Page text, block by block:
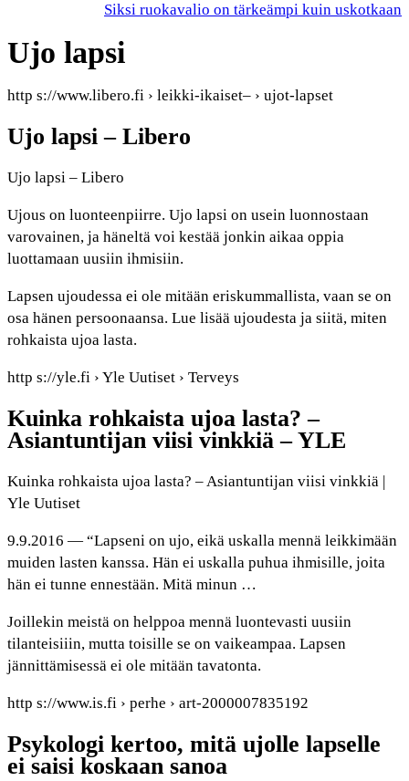
Siksi ruokavalio on tärkeämpi kuin uskotkaan
Ujo lapsi
http s://www.libero.fi › leikki-ikaiset– › ujot-lapset
Ujo lapsi – Libero
Ujo lapsi – Libero
Ujous on luonteenpiirre. Ujo lapsi on usein luonnostaan
varovainen, ja häneltä voi kestää jonkin aikaa oppia
luottamaan uusiin ihmisiin.
Lapsen ujoudessa ei ole mitään eriskummallista, vaan se on
osa hänen persoonaansa. Lue lisää ujoudesta ja siitä, miten
rohkaista ujoa lasta.
http s://yle.fi › Yle Uutiset › Terveys
Kuinka rohkaista ujoa lasta? –
Asiantuntijan viisi vinkkiä – YLE
Kuinka rohkaista ujoa lasta? – Asiantuntijan viisi vinkkiä |
Yle Uutiset
9.9.2016 — “Lapseni on ujo, eikä uskalla mennä leikkimään
muiden lasten kanssa. Hän ei uskalla puhua ihmisille, joita
hän ei tunne ennestään. Mitä minun …
Joillekin meistä on helppoa mennä luontevasti uusiin
tilanteisiiin, mutta toisille se on vaikeampaa. Lapsen
jännittämisessä ei ole mitään tavatonta.
http s://www.is.fi › perhe › art-2000007835192
Psykologi kertoo, mitä ujolle lapselle
ei saisi koskaan sanoa